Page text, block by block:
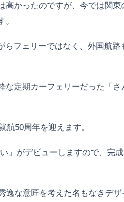
かったのですが、今では関
フェリーではなく、外国航
定期カーフェリーだった「
50周年を迎えます。
」がデビューしますので、完
な意匠を考えた名もなきデ